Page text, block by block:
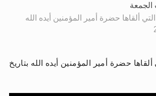
هامّ لأفراد الجماعة >> المزيد
ألقاها حضرة أمير المؤمنين أيده الله
حضرة أمير المؤمنين أيده الله بتاريخ